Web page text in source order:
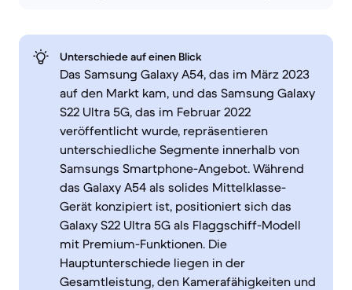
Unterschiede auf einen Blick
Das Samsung Galaxy A54, das im März 2023
auf den Markt kam, und das Samsung Galaxy
S22 Ultra 5G, das im Februar 2022
veröffentlicht wurde, repräsentieren
unterschiedliche Segmente innerhalb von
Samsungs Smartphone-Angebot. Während
das Galaxy A54 als solides Mittelklasse-
Gerät konzipiert ist, positioniert sich das
Galaxy S22 Ultra 5G als Flaggschiff-Modell
mit Premium-Funktionen. Die
Hauptunterschiede liegen in der
Gesamtleistung, den Kamerafähigkeiten und